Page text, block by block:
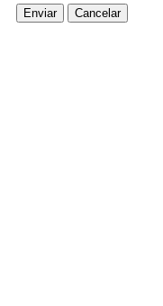
Enviar Cancelar